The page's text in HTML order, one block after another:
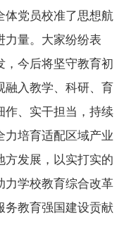
体党员校准了思想航
力量。大家纷纷表
，今后将坚守教育初
融入教学、科研、育
作、实干担当，持续
力培育适配区域产业
方发展，以实打实的
力学校教育综合改革
务教育强国建设贡献